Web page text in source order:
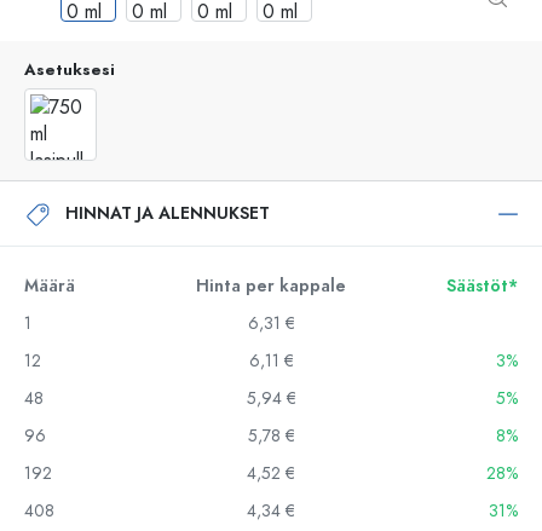
Asetuksesi
HINNAT JA ALENNUKSET
Määrä Hinta per kappale
Säästöt*
1
6,31 €
12
6,11 €
3%
48
5,94 €
5%
96
5,78 €
8%
192
4,52 €
28%
408
4,34 €
31%